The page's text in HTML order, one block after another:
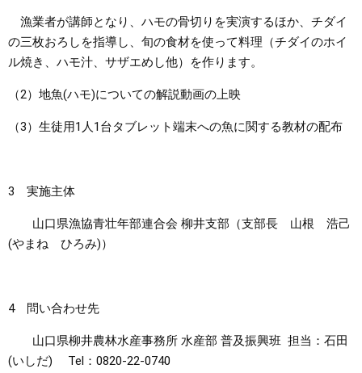
漁業者が講師となり、ハモの骨切りを実演するほか、チダイ
の三枚おろしを指導し、旬の食材を使って料理（チダイのホイ
ル焼き、ハモ汁、サザエめし他）を作ります。
（2）地魚(ハモ)についての解説動画の上映
（3）生徒用1人1台タブレット端末への魚に関する教材の配布
3 実施主体
山口県漁協青壮年部連合会 柳井支部（支部長 山根 浩己
(やまね ひろみ)）
4 問い合わせ先
山口県柳井農林水産事務所 水産部 普及振興班 担当：石田
(いしだ) Tel：0820-22-0740